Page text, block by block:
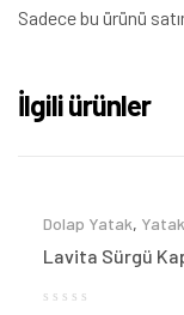
Sadece bu ürünü
İlgili ürünler
Dolap Yatak,
Lavita Sürgü